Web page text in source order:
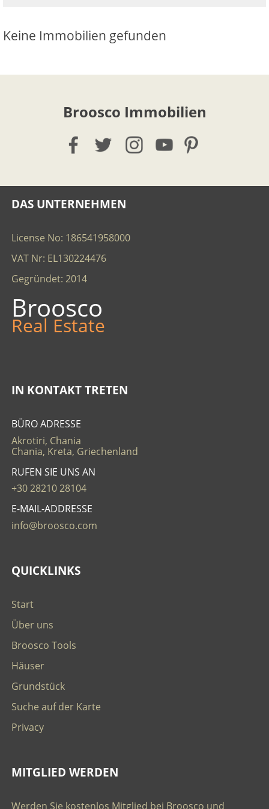
Keine Immobilien gefunden
Broosco Immobilien
DAS UNTERNEHMEN
License No: 186541958000
VAT Nr: EL130224476
Gegründet: 2014
Broosco
Real Estate
IN KONTAKT TRETEN
BÜRO ADRESSE
Akrotiri, Chania
Chania, Kreta, Griechenland
RUFEN SIE UNS AN
+30 28210 28104
E-MAIL-ADDRESSE
info@broosco.com
QUICKLINKS
Start
Über uns
Broosco Tools
Häuser
Grundstück
Suche auf der Karte
Privacy
MITGLIED WERDEN
Werden Sie kostenlos Mitglied bei Broosco und